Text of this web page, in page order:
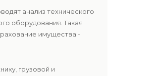
анализ технического
оборудования. Такая
имущества -
грузовой и